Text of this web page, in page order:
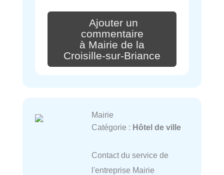
Ajouter un
commentaire
à Mairie de la
Croisille-sur-Briance
Mairie
Catégorie : Hôtel de ville
Contact du service de
l'entreprise Mairie